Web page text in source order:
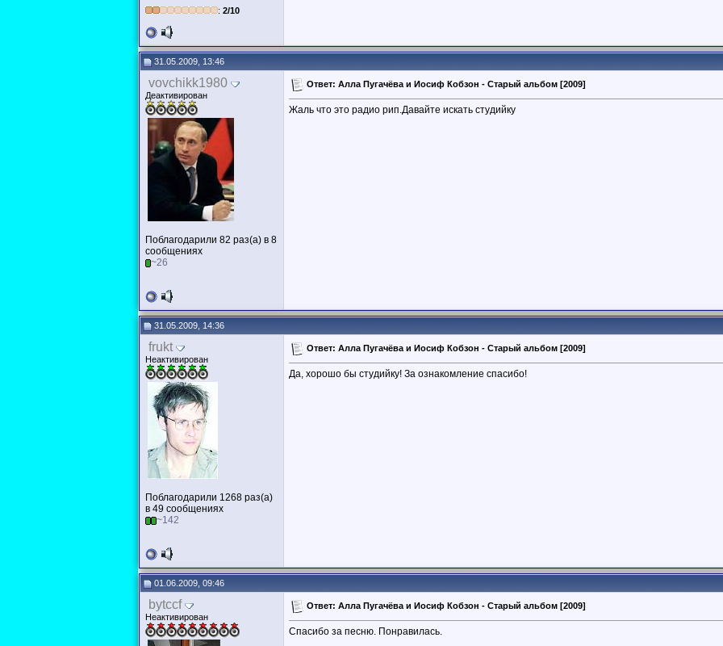
: 2/10
31.05.2009, 13:46
vovchikk1980
Деактивирован
Поблагодарили 82 раз(а) в 8
сообщениях
~26
Ответ: Алла Пугачёва и Иосиф Кобзон - Старый альбом [2009]
Жаль что это радио рип.Давайте искать студийку
31.05.2009, 14:36
frukt
Неактивирован
Поблагодарили 1268 раз(а)
в 49 сообщениях
~142
Ответ: Алла Пугачёва и Иосиф Кобзон - Старый альбом [2009]
Да, хорошо бы студийку! За ознакомление спасибо!
01.06.2009, 09:46
bytccf
Неактивирован
Ответ: Алла Пугачёва и Иосиф Кобзон - Старый альбом [2009]
Спасибо за песню. Понравилась.